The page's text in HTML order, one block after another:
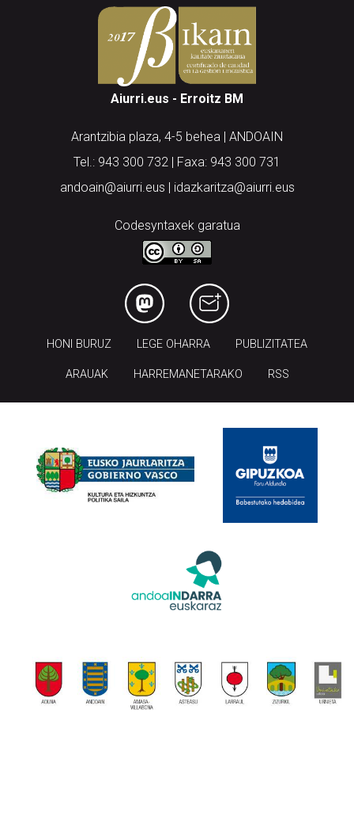
Aiurri.eus - Erroitz BM
Arantzibia plaza, 4-5 behea | ANDOAIN
Tel.: 943 300 732 | Faxa: 943 300 731
andoain@aiurri.eus | idazkaritza@aiurri.eus
Codesyntaxek garatua
HONI BURUZ LEGE OHARRA PUBLIZITATEA
ARAUAK HARREMANETARAKO RSS